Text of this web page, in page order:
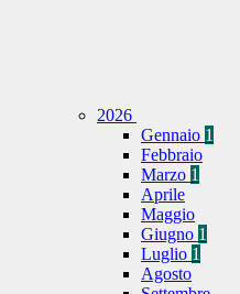
2026
Gennaio 1
Febbraio
Marzo 1
Aprile
Maggio
Giugno 1
Luglio 1
Agosto